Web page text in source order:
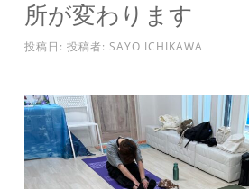
ッ
プ
所が変わります
投稿日: 投稿者: SAYO ICHIKAWA